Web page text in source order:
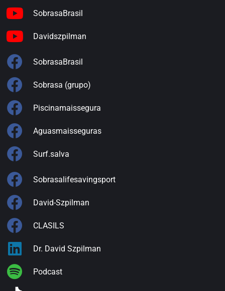
SobrasaBrasil
Davidszpilman
SobrasaBrasil
Sobrasa (grupo)
Piscinamaissegura
Aguasmaisseguras
Surf.salva
Sobrasalifesavingsport
David-Szpilman
CLASILS
Dr. David Szpilman
Podcast